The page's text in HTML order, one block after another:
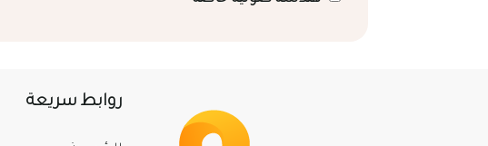
روابط سريعة